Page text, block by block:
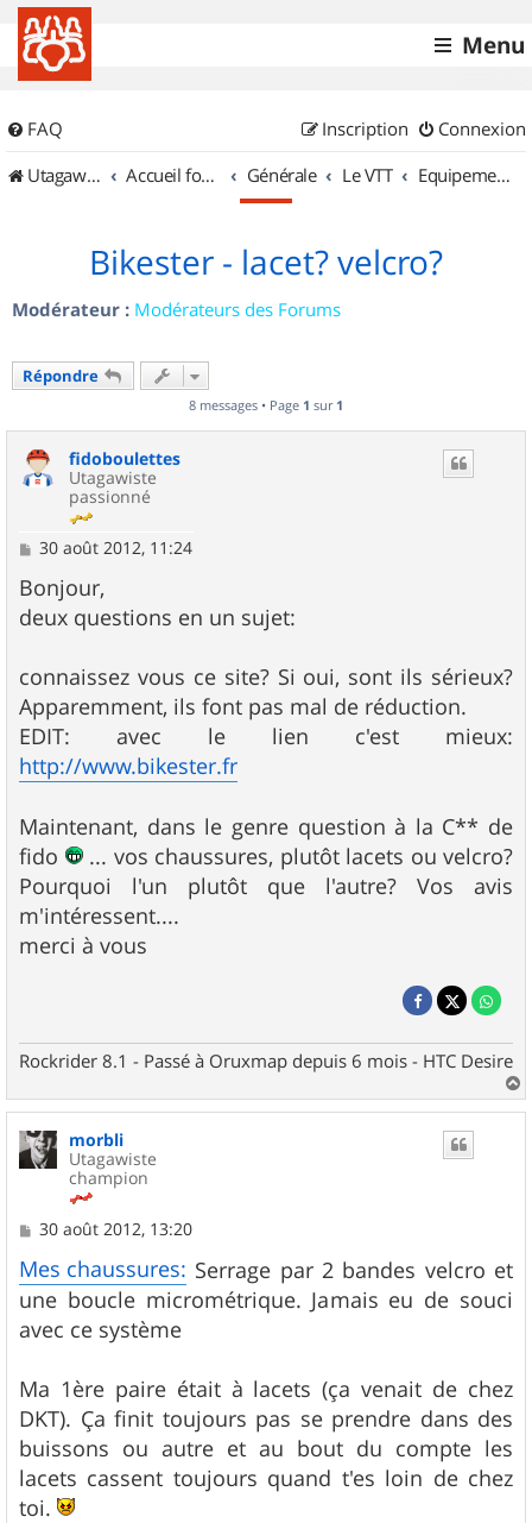
Menu
FAQ Connexion
Inscription
UtagawaVTT (Randos VTT et VTTAE avec traces GPS)
Accueil forum Générale Le VTT Equipements et Accessoires
Bikester - lacet? velcro?
Modérateur : Modérateurs des Forums
Répondre
8 messages • Page 1 sur 1
fidoboulettes
Utagawiste
passionné
M
s
s
a
30 août 2012, 11:24
Bonjour,
deux questions en un sujet:
connaissez vous ce site? Si oui, sont ils sérieux?
Apparemment, ils font pas mal de réduction.
EDIT: avec le lien c'est mieux:
http://www.bikester.fr
Maintenant, dans le genre question à la C** de
fido
... vos chaussures, plutôt lacets ou velcro?
Pourquoi l'un plutôt que l'autre? Vos avis
m'intéressent....
merci à vous
Rockrider 8.1 - Passé à Oruxmap depuis 6 mois - HTC Desire
a
u
morbli
Utagawiste
champion
M
s
s
a
g
e
30 août 2012, 13:20
Mes chaussures: Serrage par 2 bandes velcro et
une boucle micrométrique. Jamais eu de souci
avec ce système
Ma 1ère paire était à lacets (ça venait de chez
DKT). Ça finit toujours pas se prendre dans des
buissons ou autre et au bout du compte les
lacets cassent toujours quand t'es loin de chez
toi.